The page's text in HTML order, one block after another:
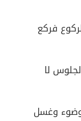
فركع
لا
وغسل
الوطن